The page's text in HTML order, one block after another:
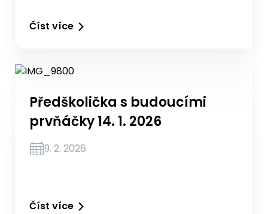
Číst více
Předškolička s budoucími
prvňáčky 14. 1. 2026
9. 2. 2026
Číst více